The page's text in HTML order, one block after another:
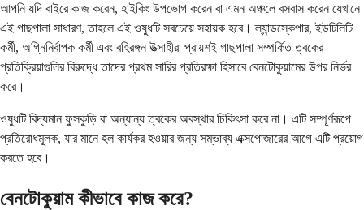
আপনি যদি বাইরে কাজ করেন, হাইকিং উপভোগ করেন বা এমন অঞ্চলে বসবাস করেন যেখানে
এই গাছপালা সাধারণ, তাহলে এই ওষুধটি সবচেয়ে সহায়ক হবে। ল্যান্ডস্কেপার, ইউটিলিটি
কর্মী, অগ্নিনির্বাপক কর্মী এবং বহিরঙ্গন উত্সাহীরা প্রায়শই গাছপালা সম্পর্কিত ত্বকের
প্রতিক্রিয়াগুলির বিরুদ্ধে তাদের প্রথম সারির প্রতিরক্ষা হিসাবে বেনটোকুয়ামের উপর নির্ভর
করে।
ওষুধটি বিদ্যমান ফুসকুড়ি বা অন্যান্য ত্বকের অবস্থার চিকিৎসা করে না। এটি সম্পূর্ণরূপে
প্রতিরোধমূলক, যার মানে হল কার্যকর হওয়ার জন্য সম্ভাব্য এক্সপোজারের আগে এটি প্রয়োগ
করতে হবে।
বেনটোকুয়াম কীভাবে কাজ করে?